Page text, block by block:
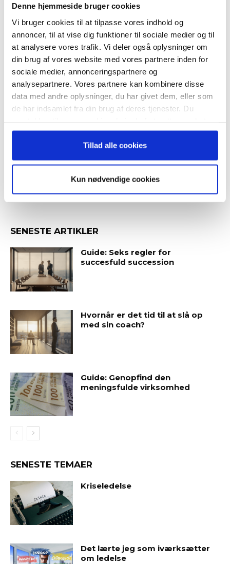
Denne hjemmeside bruger cookies
Vi bruger cookies til at tilpasse vores indhold og
annoncer, til at vise dig funktioner til sociale medier og til
at analysere vores trafik. Vi deler også oplysninger om
din brug af vores website med vores partnere inden for
sociale medier, annonceringspartnere og
analysepartnere. Vores partnere kan kombinere disse
data med andre oplysninger, du har givet dem, eller som
de har indsamlet fra din brug af deres tjenester. Du
anvende vores hjemmeside.
Tillad alle cookies
Kun nødvendige cookies
RELATEREDE ARTIKLER
Guide: Seks regler for
succesfuld succession
SENESTE ARTIKLER
Guide: Seks regler for
succesfuld succession
Hvornår er det tid til at slå op
med sin coach?
Guide: Genopfind den
meningsfulde virksomhed
SENESTE TEMAER
Kriseledelse
Det lærte jeg som iværksætter
om ledelse
– og modtag Ole Borchs bog
“Succes i en dansk bestyrelse”
Bestyrelsesguidens ugentlige nyhedsbrev samt
Tilmeld